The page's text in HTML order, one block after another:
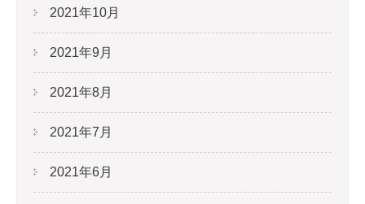
2021年10月
2021年9月
2021年8月
2021年7月
2021年6月